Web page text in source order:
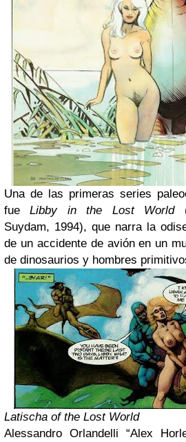
Una de las primeras series
fueLibby in the Lost World
Suydam, 1994), que narra la
de un accidente de avión en un
de dinosaurios y hombres
Latischa of the Lost World
Alessandro Orlandelli “Alex